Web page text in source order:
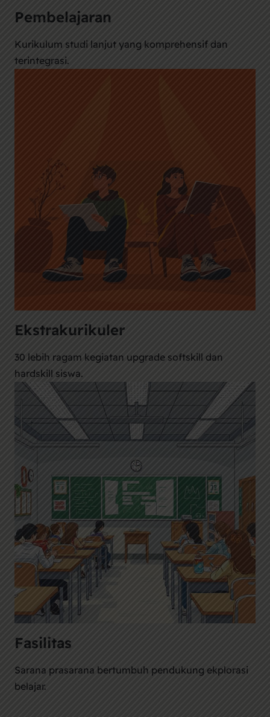
Pembelajaran
Kurikulum studi lanjut yang komprehensif dan
terintegrasi.
Ekstrakurikuler
30 lebih ragam kegiatan upgrade softskill dan
hardskill siswa.
Fasilitas
Sarana prasarana bertumbuh pendukung ekplorasi
belajar.